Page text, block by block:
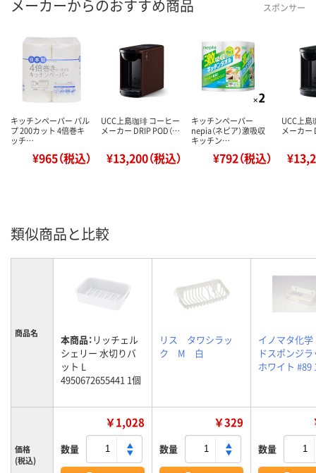
メーカーからのおすすめ商品 スポンサー
キッチンペーパー パル
プ 200カット 4倍巻キ
ッチ…
¥965（税込）
UCC上島珈琲 コーヒー
メーカー DRIP POD（…
¥13,200（税込）
キッチンペーパー
nepia（ネピア）激吸収
キッチン…
¥792（税込）
UCC上島
メーカー
類似商品と比較
商品名 本商品： リッチェル
シェリー 水切りバ
ット L
4950672655441 1個
リス タワシラッ
ク M 白
イノマタ化学
ドスポンジ
ホワイト #89
価格
(税込)
￥1,028
数量
￥329
数量 数量